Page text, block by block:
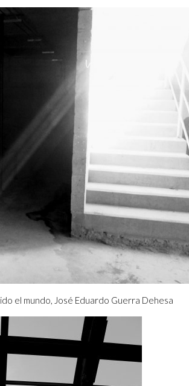
el mundo, José Eduardo Guerra Dehesa